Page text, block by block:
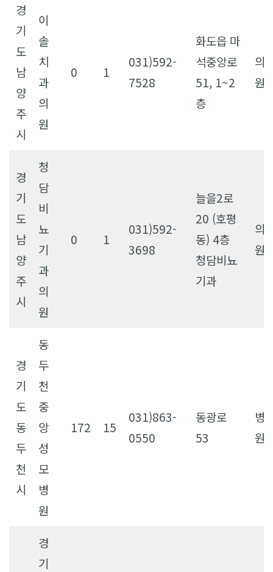
경
기
도
남
양
주
시
이
솔
치
과
의
원
0 1
031)592-
7528
화도읍 마
석중앙로
51, 1~2
층
의
원
경
기
도
남
양
주
시
청
담
비
뇨
기
과
의
원
0 1
031)592-
3698
늘을2로
20 (호평
동) 4층
청담비뇨
기과
의
원
경
기
도
동
두
천
시
동
두
천
중
앙
성
모
병
원
172 15
031)863-
0550
동광로
53
병
원
경
기